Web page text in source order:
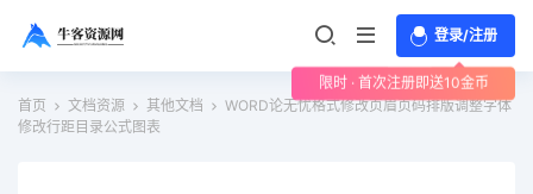
登录/注册
限时 · 首次注册即送10金币
首页
文档资源 其他文档
WORD论无忧格式修改页眉页码排版调整字体
修改行距目录公式图表